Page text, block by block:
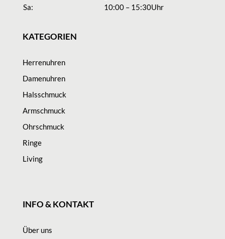
Sa:
10:00 – 15:30Uhr
KATEGORIEN
Herrenuhren
Damenuhren
Halsschmuck
Armschmuck
Ohrschmuck
Ringe
Living
INFO & KONTAKT
Über uns